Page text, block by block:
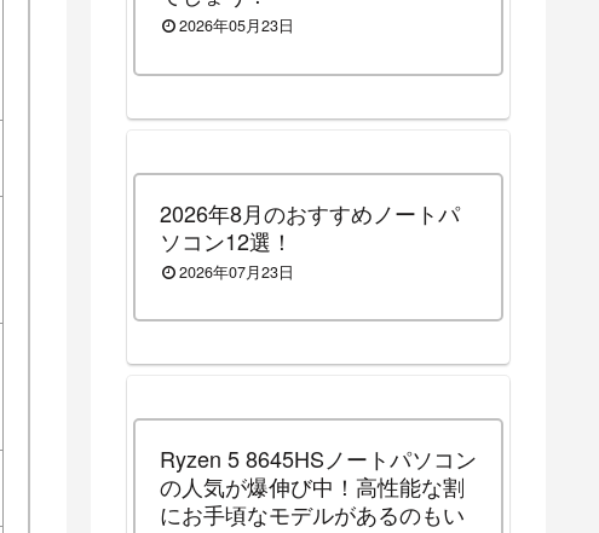
2026年05月23日
2026年8月のおすすめノートパ
ソコン12選！
2026年07月23日
Ryzen 5 8645HSノートパソコン
の人気が爆伸び中！高性能な割
にお手頃なモデルがあるのもい